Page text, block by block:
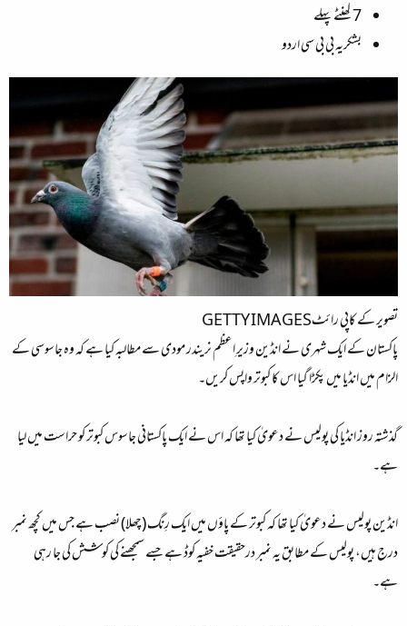
ء
7 گھنٹے پہلے
بشکریہ بی بی سی اردو
تصویر کے کاپی رائٹGETTY IMAGES
پاکستان کے ایک شہری نے انڈین وزیرِ اعظم نریندر مودی سے مطالبہ کیا ہے کہ وہ جاسوسی کے
الزام میں انڈیا میں پکڑا گیا اس کا کبوتر واپس کریں۔
گذشتہ روز انڈیا کی پولیس نے دعویٰ کیا تھا کہ اس نے ایک پاکستانی جاسوس کبوتر کو حراست میں لیا
ہے۔
انڈین پولیس نے دعویٰ کیا تھا کہ کبوتر کے پاؤں میں ایک رِنگ (چھلا) نصب ہے جس میں کچھ نمبر
درج ہیں، پولیس کے مطابق یہ نمبر درحقیقت خفیہ کوڈ ہے جسے سمجھنے کی کوشش کی جا رہی
ہے۔